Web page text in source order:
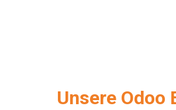
Unsere Odoo